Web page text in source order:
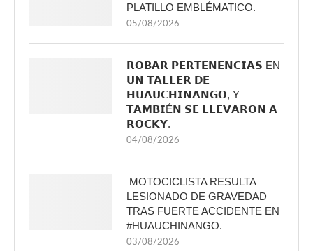
PLATILLO EMBLÉMATICO.
05/08/2026
𝗥𝗢𝗕𝗔𝗥 𝗣𝗘𝗥𝗧𝗘𝗡𝗘𝗡𝗖𝗜𝗔𝗦 EN
𝗨𝗡 𝗧𝗔𝗟𝗟𝗘𝗥 𝗗𝗘
𝗛𝗨𝗔𝗨𝗖𝗛𝗜𝗡𝗔𝗡𝗚𝗢, Y
𝗧𝗔𝗠𝗕𝗜É𝗡 𝗦𝗘 𝗟𝗟𝗘𝗩𝗔𝗥𝗢𝗡 𝗔
𝗥𝗢𝗖𝗞𝗬.
04/08/2026
MOTOCICLISTA RESULTA
LESIONADO DE GRAVEDAD
TRAS FUERTE ACCIDENTE EN
#HUAUCHINANGO.
03/08/2026